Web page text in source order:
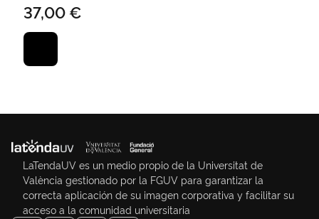
37,00 €
LaTendaUV es un medio propio de la Universitat de
València gestionado por la FGUV para garantizar la
correcta aplicación de su imagen corporativa y facilitar su
acceso a la comunidad universitaria